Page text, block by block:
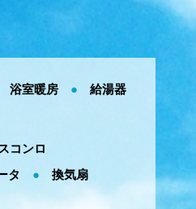
浴室暖房 給湯器
コンロ
タ 換気扇